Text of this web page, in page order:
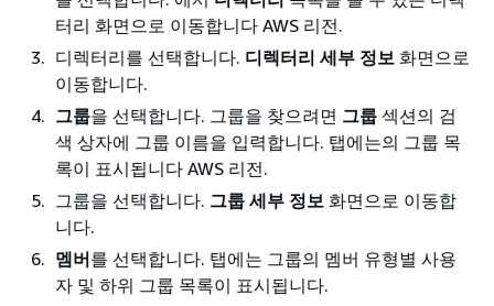
터리 화면으로 이동합니다 AWS 리전.
디렉터리를 선택합니다. 디렉터리 세부 정보 화면으로
이동합니다.
그룹을 선택합니다. 그룹을 찾으려면 그룹 섹션의 검
색 상자에 그룹 이름을 입력합니다. 탭에는의 그룹 목
록이 표시됩니다 AWS 리전.
그룹을 선택합니다. 그룹 세부 정보 화면으로 이동합
니다.
멤버를 선택합니다. 탭에는 그룹의 멤버 유형별 사용
자 및 하위 그룹 목록이 표시됩니다.